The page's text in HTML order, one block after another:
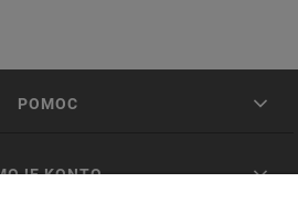
POMOC
KONTO